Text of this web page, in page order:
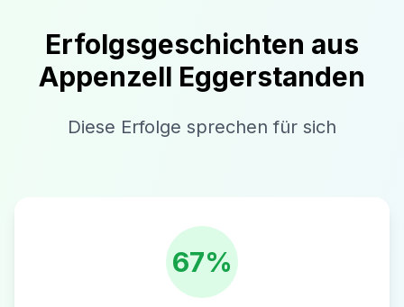
Erfolgsgeschichten aus
Appenzell Eggerstanden
Diese Erfolge sprechen für sich
67%